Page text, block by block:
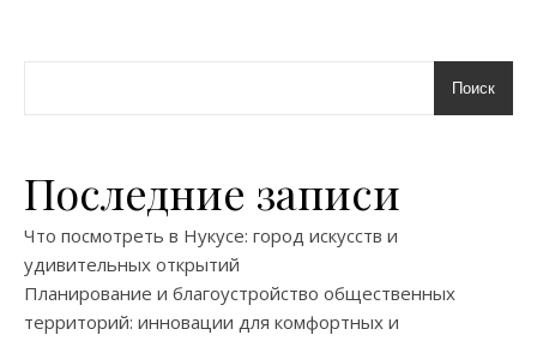
Поиск
Последние записи
Что посмотреть в Нукусе: город искусств и
удивительных открытий
Планирование и благоустройство общественных
территорий: инновации для комфортных и